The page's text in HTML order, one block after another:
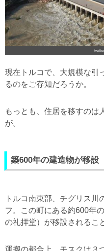
現在トルコで、大規模な引
るのをご存知だろうか。
もっとも、住居を移すのは
が。
築600年の建造物が移設
トルコ南東部、チグリス川
フ。この町にある約600年
の礼拝堂）が移設されるこ